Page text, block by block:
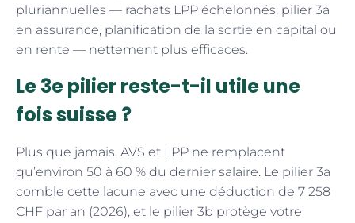
pluriannuelles — rachats LPP échelonnés, pilier 3a
en assurance, planification de la sortie en capital ou
en rente — nettement plus efficaces.
Le 3e pilier reste-t-il utile une
fois suisse ?
Plus que jamais. AVS et LPP ne remplacent
qu’environ 50 à 60 % du dernier salaire. Le pilier 3a
comble cette lacune avec une déduction de 7 258
CHF par an (2026), et le pilier 3b protège votre